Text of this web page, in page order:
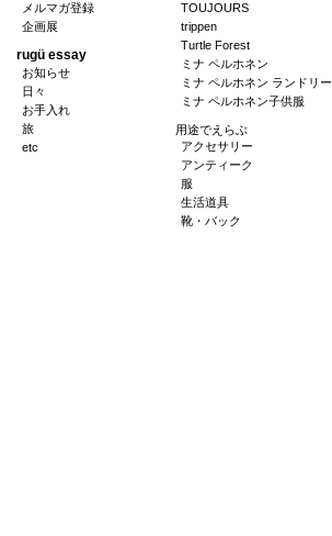
メルマガ登録
企画展
rugü essay
お知らせ
日々
お手入れ
旅
etc
TOUJOURS
trippen
Turtle Forest
ミナ ペルホネン
ミナ ペルホネン ランドリー
ミナ ペルホネン子供服
用途でえらぶ
アクセサリー
アンティーク
服
生活道具
靴・バック